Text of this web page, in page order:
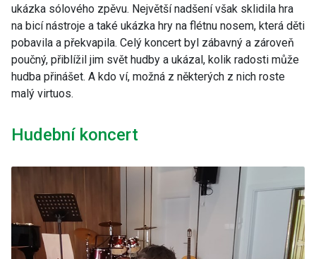
ukázka sólového zpěvu. Největší nadšení však sklidila hra
na bicí nástroje a také ukázka hry na flétnu nosem, která děti
pobavila a překvapila. Celý koncert byl zábavný a zároveň
poučný, přiblížil jim svět hudby a ukázal, kolik radosti může
hudba přinášet. A kdo ví, možná z některých z nich roste
malý virtuos.
Hudební koncert